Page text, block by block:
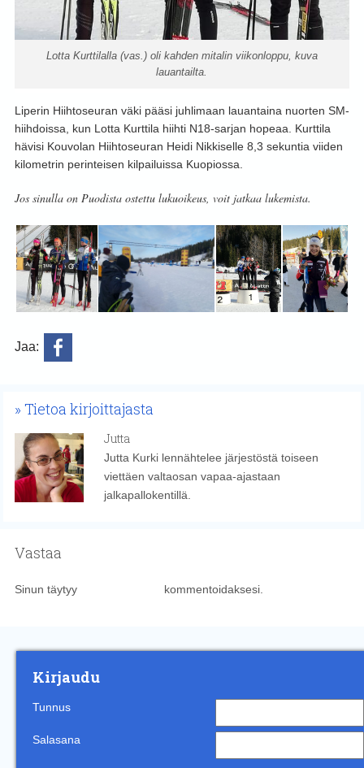
Lotta Kurttilalla (vas.) oli kahden mitalin viikonloppu, kuva
lauantailta.
Liperin Hiihtoseuran väki pääsi juhlimaan lauantaina nuorten SM-
hiihdoissa, kun Lotta Kurttila hiihti N18-sarjan hopeaa. Kurttila
hävisi Kouvolan Hiihtoseuran Heidi Nikkiselle 8,3 sekuntia viiden
kilometrin perinteisen kilpailuissa Kuopiossa.
Jos sinulla on Puodista ostettu lukuoikeus, voit jatkaa lukemista.
Jaa:
Tietoa kirjoittajasta
Jutta
Jutta Kurki lennähtelee järjestöstä toiseen
viettäen valtaosan vapaa-ajastaan
jalkapallokentillä.
Vastaa
Sinun täytyy kommentoidaksesi.
Kirjaudu
Tunnus
Salasana